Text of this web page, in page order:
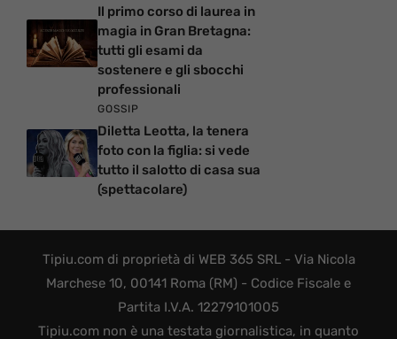
Il primo corso di laurea in
magia in Gran Bretagna:
tutti gli esami da
sostenere e gli sbocchi
professionali
GOSSIP
Diletta Leotta, la tenera
foto con la figlia: si vede
tutto il salotto di casa sua
(spettacolare)
Tipiu.com di proprietà di WEB 365 SRL - Via Nicola
Marchese 10, 00141 Roma (RM) - Codice Fiscale e
Partita I.V.A. 12279101005
Tipiu.com non è una testata giornalistica, in quanto